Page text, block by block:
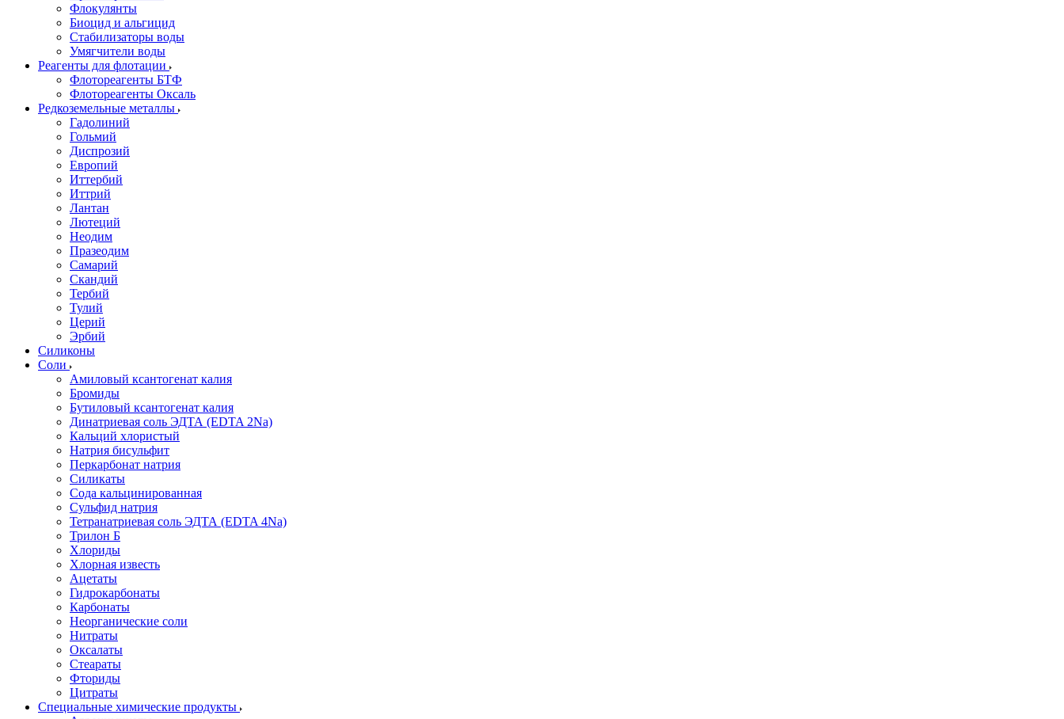
Флокулянты
Биоцид и альгицид
Стабилизаторы воды
Умягчители воды
Реагенты для флотации
Флотореагенты БТФ
Флотореагенты Оксаль
Редкоземельные металлы
Гадолиний
Гольмий
Диспрозий
Европий
Иттербий
Иттрий
Лантан
Лютеций
Неодим
Празеодим
Самарий
Скандий
Тербий
Тулий
Церий
Эрбий
Силиконы
Соли
Амиловый ксантогенат калия
Бромиды
Бутиловый ксантогенат калия
Динатриевая соль ЭДТА (EDTA 2Na)
Кальций хлористый
Натрия бисульфит
Перкарбонат натрия
Силикаты
Сода кальцинированная
Сульфид натрия
Тетранатриевая соль ЭДТА (EDTA 4Na)
Трилон Б
Хлориды
Хлорная известь
Ацетаты
Гидрокарбонаты
Карбонаты
Неорганические соли
Нитраты
Оксалаты
Стеараты
Фториды
Цитраты
Специальные химические продукты